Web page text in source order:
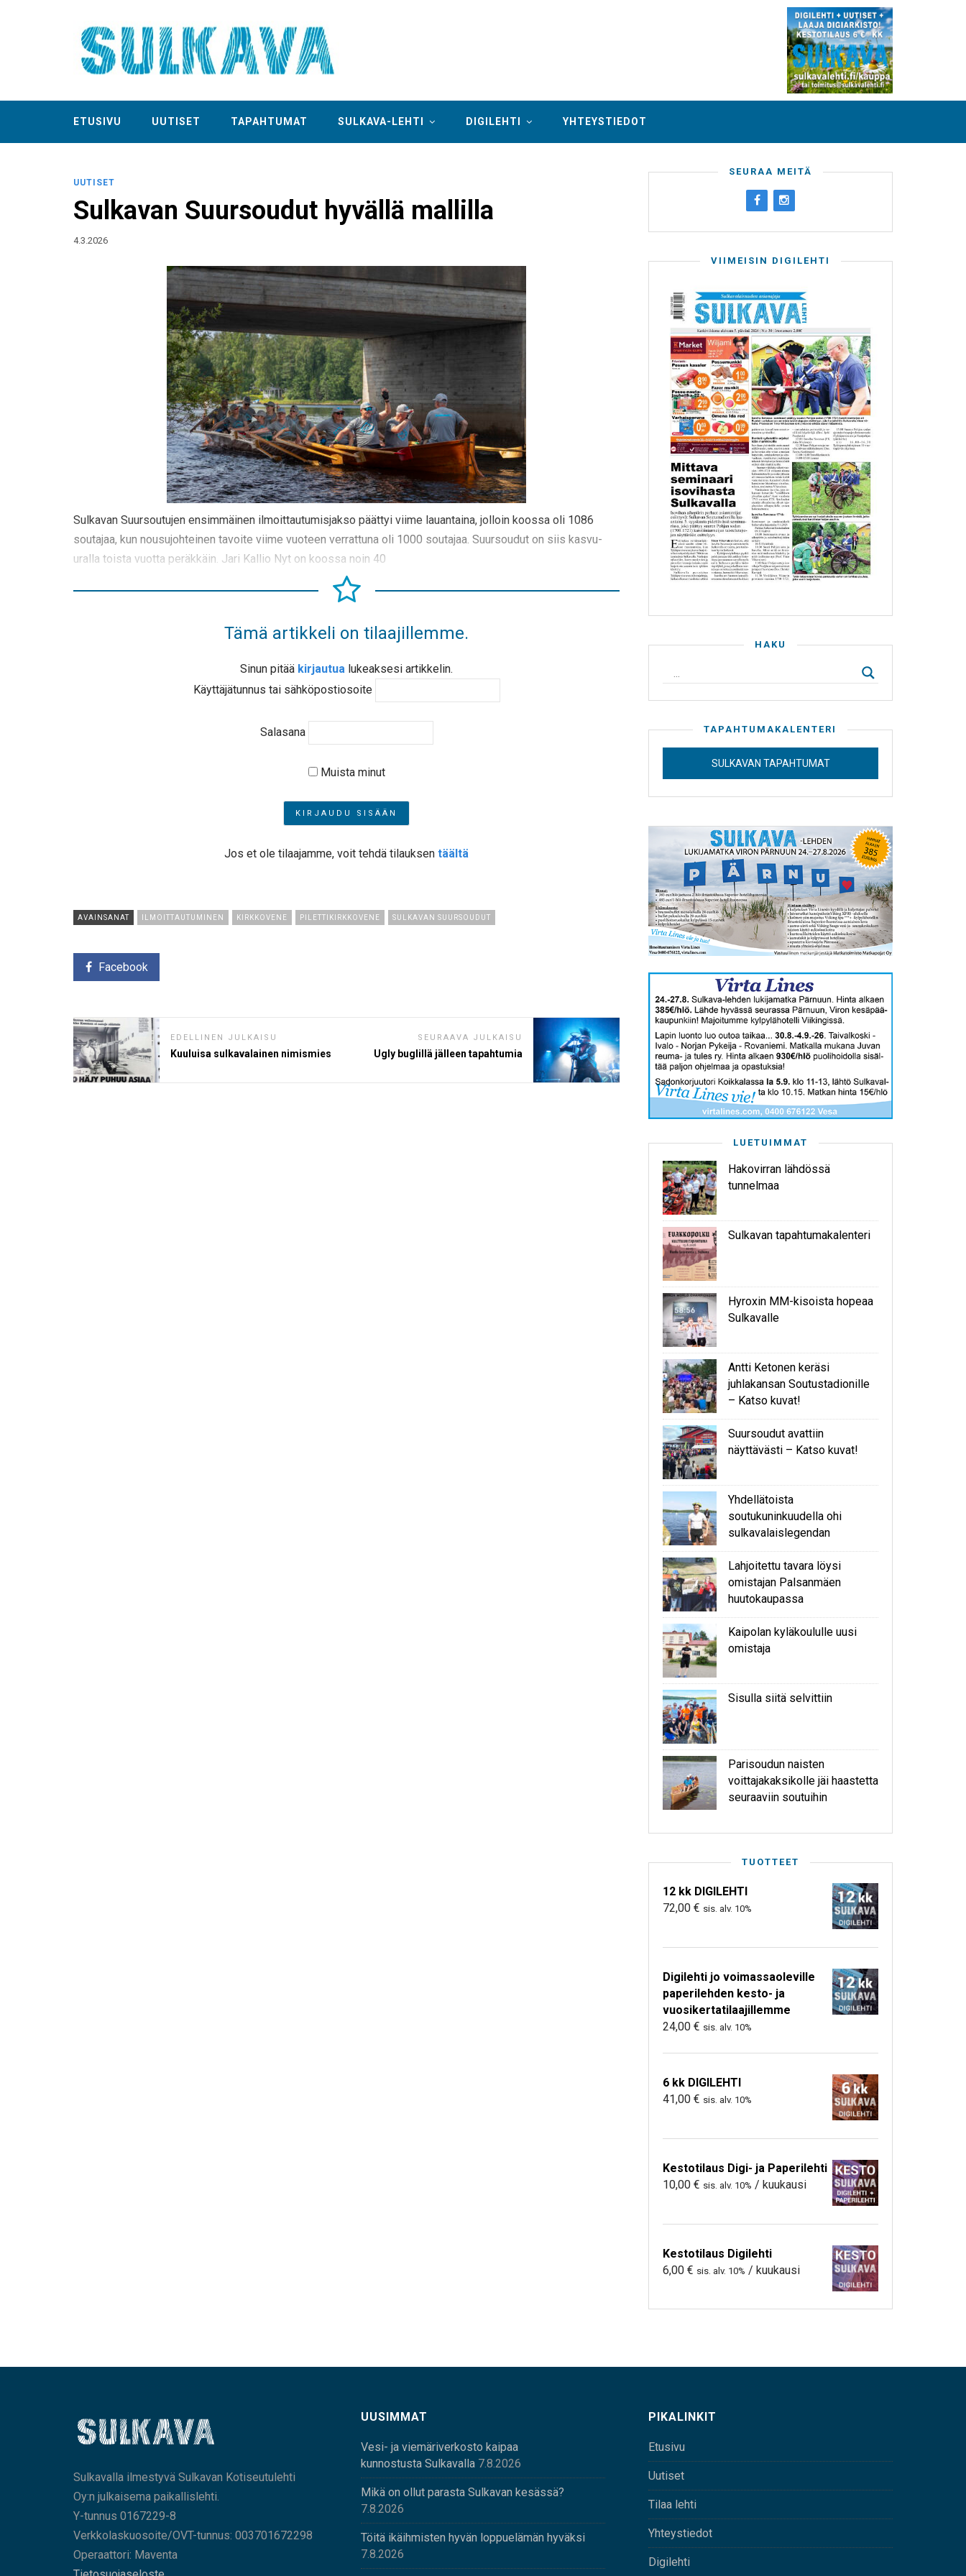
ETUSIVU UUTISET TAPAHTUMAT SULKAVA-LEHTI DIGILEHTI YHTEYSTIEDOT
UUTISET
Sulkavan Suursoudut hyvällä mallilla
4.3.2026
Sulkavan Suursoutujen ensimmäinen ilmoittautumisjakso päättyi viime lauantaina, jolloin koossa oli 1086
soutajaa, kun nousujohteinen tavoite viime vuoteen verrattuna oli 1000 soutajaa. Suursoudut on siis kasvu-
uralla toista vuotta peräkkäin. Jari Kallio Nyt on koossa noin 40
Tämä artikkeli on tilaajillemme.
Sinun pitää kirjautua lukeaksesi artikkelin.
Käyttäjätunnus tai sähköpostiosoite
Salasana
Muista minut
Jos et ole tilaajamme, voit tehdä tilauksen täältä
AVAINSANAT ILMOITTAUTUMINEN KIRKKOVENE PILETTIKIRKKOVENE SULKAVAN SUURSOUDUT
Facebook
EDELLINEN JULKAISU
Kuuluisa sulkavalainen nimismies
SEURAAVA JULKAISU
Ugly buglillä jälleen tapahtumia
SEURAA MEITÄ
VIIMEISIN DIGILEHTI
HAKU
TAPAHTUMAKALENTERI
SULKAVAN TAPAHTUMAT
LUETUIMMAT
Hakovirran lähdössä
tunnelmaa
Sulkavan tapahtumakalenteri
Hyroxin MM-kisoista hopeaa
Sulkavalle
Antti Ketonen keräsi
juhlakansan Soutustadionille
– Katso kuvat!
Suursoudut avattiin
näyttävästi – Katso kuvat!
Yhdellätoista
soutukuninkuudella ohi
sulkavalaislegendan
Lahjoitettu tavara löysi
omistajan Palsanmäen
huutokaupassa
Kaipolan kyläkoululle uusi
omistaja
Sisulla siitä selvittiin
Parisoudun naisten
voittajakaksikolle jäi haastetta
seuraaviin soutuihin
TUOTTEET
12 kk DIGILEHTI
72,00 € sis. alv. 10%
Digilehti jo voimassaoleville
paperilehden kesto- ja
vuosikertatilaajillemme
24,00 € sis. alv. 10%
6 kk DIGILEHTI
41,00 € sis. alv. 10%
Kestotilaus Digi- ja Paperilehti
10,00 € sis. alv. 10% / kuukausi
Kestotilaus Digilehti
6,00 € sis. alv. 10% / kuukausi
Sulkavalla ilmestyvä Sulkavan Kotiseutulehti
Oy:n julkaisema paikallislehti.
Y-tunnus 0167229-8
Verkkolaskuosoite/OVT-tunnus: 003701672298
Operaattori: Maventa
UUSIMMAT
Vesi- ja viemäriverkosto kaipaa
kunnostusta Sulkavalla 7.8.2026
Mikä on ollut parasta Sulkavan kesässä?
7.8.2026
Töitä ikäihmisten hyvän loppuelämän hyväksi
7.8.2026
PIKALINKIT
Etusivu
Uutiset
Tilaa lehti
Yhteystiedot
Digilehti